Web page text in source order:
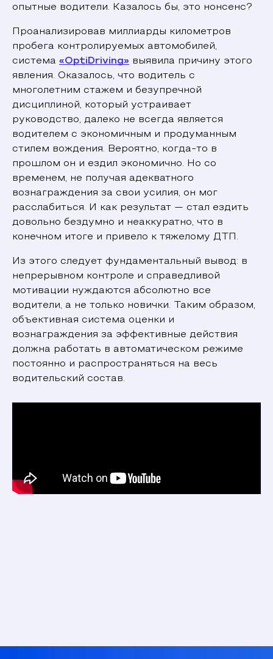
опытные водители. Казалось бы, это нонсенс?
Проанализировав миллиарды километров
пробега контролируемых автомобилей,
система «OptiDriving» выявила причину этого
явления. Оказалось, что водитель с
многолетним стажем и безупречной
дисциплиной, который устраивает
руководство, далеко не всегда является
водителем с экономичным и продуманным
стилем вождения. Вероятно, когда-то в
прошлом он и ездил экономично. Но со
временем, не получая адекватного
вознаграждения за свои усилия, он мог
расслабиться. И как результат — стал ездить
довольно бездумно и неаккуратно, что в
конечном итоге и привело к тяжелому ДТП.
Из этого следует фундаментальный вывод: в
непрерывном контроле и справедливой
мотивации нуждаются абсолютно все
водители, а не только новички. Таким образом,
объективная система оценки и
вознаграждения за эффективные действия
должна работать в автоматическом режиме
постоянно и распространяться на весь
водительский состав.